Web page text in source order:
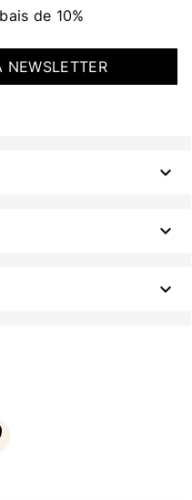
de 10%
NEWSLETTER